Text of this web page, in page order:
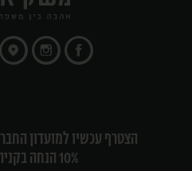
הצטרף עכשיו למועדון
10% הנחה בקניה הראשונה